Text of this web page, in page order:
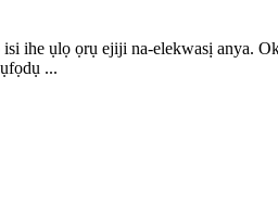
ihe ụlọ ọrụ ejiji na-elekwasị anya.
...